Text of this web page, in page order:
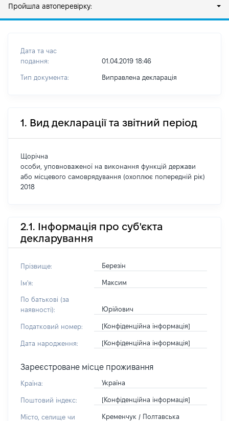
Пройшла автоперевірку:
Дата та час
подання:
01.04.2019 18:46
Тип документа: Виправлена декларація
1. Вид декларації та звітний період
Щорічна
особи, уповноваженої на виконання функцій держави
або місцевого самоврядування (охоплює попередній рік)
2018
2.1. Інформація про суб'єкта
декларування
Прізвище: Березін
Ім'я: Максим
По батькові (за
наявності):
Юрійович
Податковий номер: [Конфіденційна інформація]
Дата народження: [Конфіденційна інформація]
Зареєстроване місце проживання
Країна: Україна
Поштовий індекс: [Конфіденційна інформація]
Місто, селище чи
Кременчук / Полтавська